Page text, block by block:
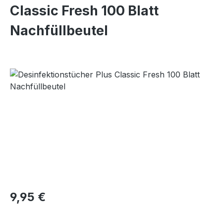
Classic Fresh 100 Blatt
Nachfüllbeutel
Bildergalerie überspringen
Regulärer Preis:
9,95 €